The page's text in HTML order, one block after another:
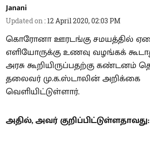
Janani
Updated on :12 April 2020, 02:03 PM
கொரோனா ஊரடங்கு சமயத்தில்
எளியோருக்கு உணவு வழங்கக்
அரசு கூறியிருப்பதற்கு கண்டனம்
தலைவர் மு.க.ஸ்டாலின் அறிக்கை
வெளியிட்டுள்ளார்.
அதில், அவர் குறிப்பிட்டுள்ளதாவது: